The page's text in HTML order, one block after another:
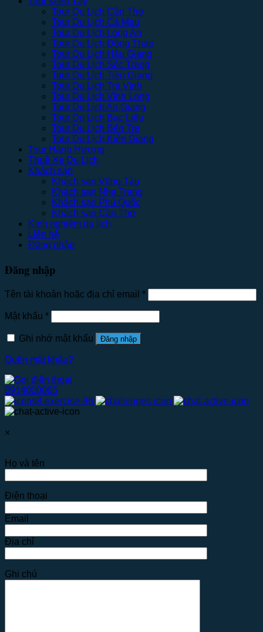
Tour Du Lịch Cần Thơ
Tour Du Lịch Cà Mau
Tour Du Lịch Long An
Tour Du Lịch Đồng Tháp
Tour Du Lịch Hậu Giang
Tour Du Lịch Sóc Trăng
Tour Du Lịch Tiền Giang
Tour Du Lịch Trà Vinh
Tour Du Lịch Vĩnh Long
Tour Du Lịch An Giang
Tour Du Lịch Bạc Liêu
Tour Du Lịch Bến Tre
Tour Du Lịch Kiên Giang
Tour Hành Hương
Thuê Xe Du Lịch
Khách sạn
Khách sạn Vũng Tàu
Khách sạn Nha Trang
Khách sạn Phú Quốc
Khách sạn Cần Thơ
Kinh nghiệm du lịch
Liên hệ
Đăng nhập
Đăng nhập
Tên tài khoản hoặc địa chỉ email *
Mật khẩu *
Ghi nhớ mật khẩu Đăng nhập
Quên mật khẩu?
0914000065
×
Họ và tên
Điện thoại
Email
Địa chỉ
Ghi chú